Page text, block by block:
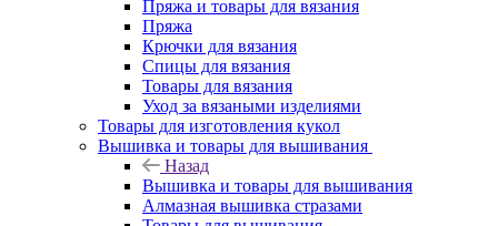
Пряжа и товары для вязания
Пряжа
Крючки для вязания
Спицы для вязания
Товары для вязания
Уход за вязаными изделиями
Товары для изготовления кукол
Вышивка и товары для вышивания
Назад
Вышивка и товары для вышивания
Алмазная вышивка стразами